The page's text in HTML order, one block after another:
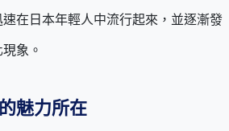
在日本年輕人中流行起來，並逐漸發
象。
魅力所在